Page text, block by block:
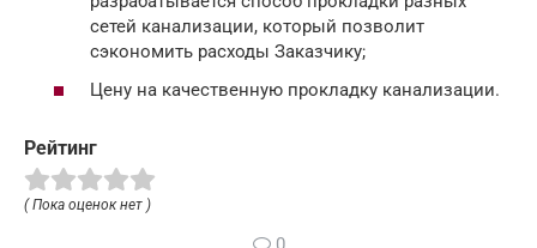
сетей канализации, который позволит
сэкономить расходы Заказчику;
Цену на качественную прокладку канализации.
Рейтинг
( Пока оценок нет )